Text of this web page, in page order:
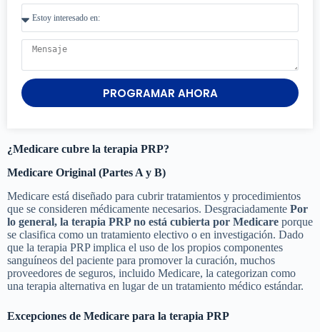
PROGRAMAR AHORA
¿Medicare cubre la terapia PRP?
Medicare Original (Partes A y B)
Medicare está diseñado para cubrir tratamientos y procedimientos
que se consideren médicamente necesarios. Desgraciadamente Por
lo general, la terapia PRP no está cubierta por Medicare porque
se clasifica como un tratamiento electivo o en investigación. Dado
que la terapia PRP implica el uso de los propios componentes
sanguíneos del paciente para promover la curación, muchos
proveedores de seguros, incluido Medicare, la categorizan como
una terapia alternativa en lugar de un tratamiento médico estándar.
Excepciones de Medicare para la terapia PRP